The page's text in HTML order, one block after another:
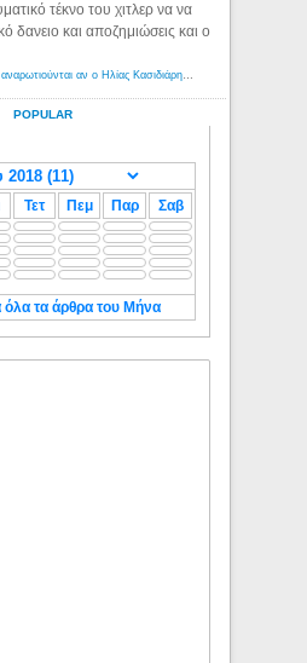
POPULAR
τέκνο του χιτλερ να να
δανειο και αποζημιώσεις και ο
Αμερικανοί ρατσιστές αναρωτιούνται αν ο Ηλίας Κασιδιάρης ανήκει στη λευκή φυλή... - Λόγιος Ερμής
Τετ Πεμ Παρ Σαβ
όλα τα άρθρα του Μήνα